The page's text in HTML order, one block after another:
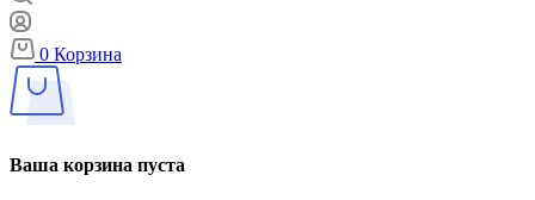
0 Корзина
Ваша корзина пуста